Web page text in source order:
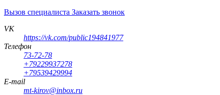
Вызов специалиста Заказать звонок
VK
https://vk.com/public194841977
Телефон
73-72-78
+79229937278
+79539429994
E-mail
mt-kirov@inbox.ru